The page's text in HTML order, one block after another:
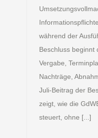
während der
Beschluss beginnt
Vergabe,
Nachträge,
Juli-Beitrag der
zeigt, wie die
steuert, ohne [...]